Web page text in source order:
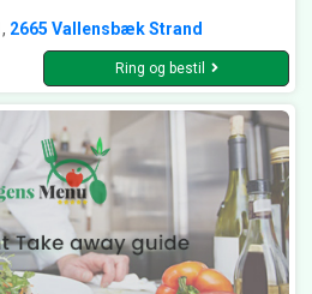
2665 Vallensbæk Strand
Ring og bestil